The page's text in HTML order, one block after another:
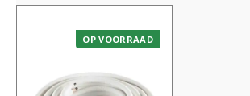
OP VOORRAAD